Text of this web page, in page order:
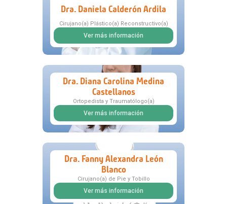
Dra. Daniela Calderón Ardila
Cirujano(a) Plástico(a) Reconstructivo(a)
Ver más información
Dra. Diana Carolina Medina
Castellanos
Ortopedista y Traumatólogo(a)
Ver más información
Dra. Fanny Alexandra León
Blanco
Cirujano(a) de Pie y Tobillo
Ver más información